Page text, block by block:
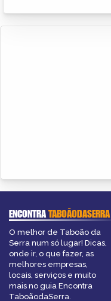
ENCONTRATABOÃODASERRA
O melhor de Taboão da
Serra num só lugar! Dicas,
onde ir, o que fazer, as
melhores empresas,
locais, serviços e muito
mais no guia Encontra
TaboãodaSerra.